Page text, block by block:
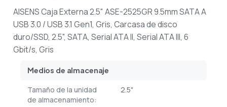
AISENS Caja Externa 2.5" ASE-2525GR 9.5mm SATA A
USB 3.0 / USB 3.1 Gen1, Gris, Carcasa de disco
duro/SSD, 2.5", SATA, Serial ATA II, Serial ATA III, 6
Gbit/s, Gris
Medios de almacenaje
Tamaño de la unidad
de almacenamiento:
2.5"